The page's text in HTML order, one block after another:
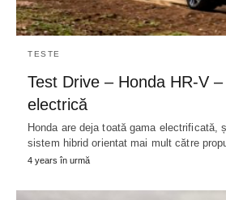
TESTE
Test Drive – Honda HR-V
electrică
Honda are deja toată gama electrificată,
sistem hibrid orientat mai mult către
4 years în urmă